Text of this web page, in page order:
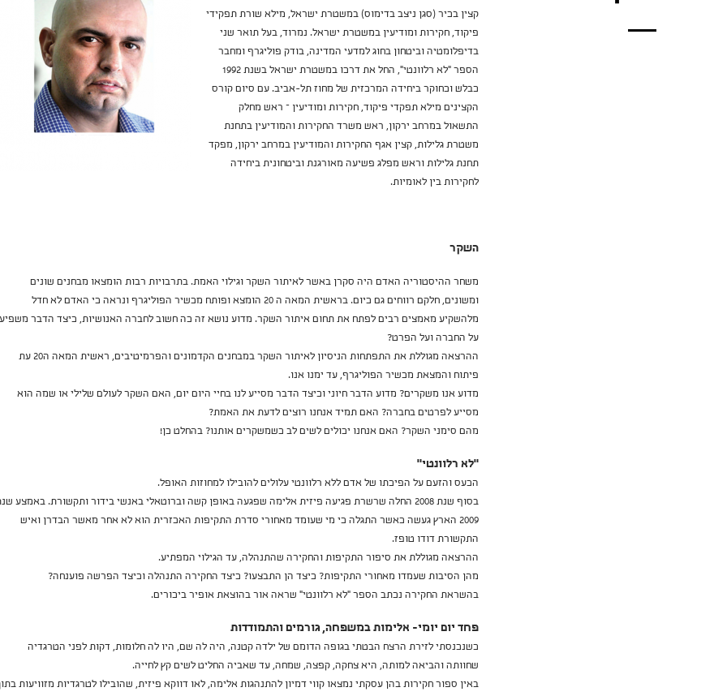
קצין בכיר (סגן ניצב בדימוס) במשטרת ישראל, מילא שורת תפקידי
פיקוד, חקירות ומודיעין במשטרת ישראל. נמרוד, בעל תואר שני
בדיפלומטיה וביטחון בחוג למדעי המדינה, בודק פוליגרף ומחבר
הספר "לא רלוונטי", החל את דרכו במשטרת ישראל בשנת 1992
כבלש וכחוקר ביחידה המרכזית של מחוז תל-אביב. עם סיום קורס
הקצינים מילא תפקדי פיקוד, חקירות ומודיעין – ראש מחלק
התשאול במרחב ירקון, ראש משרד החקירות והמודיעין בתחנת
משטרת גלילות, קצין אגף החקירות והמודיעין במרחב ירקון, מפקד
תחנת גלילות וראש מפלג פשיעה מאורגנת וביטחונית ביחידה
לחקירות בין לאומיות.
השקר
משחר ההיסטוריה האדם היה סקרן באשר לאיתור השקר וגילוי האמת. בתרבויות רבות הומצאו מבחנים שונים
ומשונים, חלקם רווחים גם כיום. בראשית המאה ה 20 הומצא ופותח מכשיר הפוליגרף ונראה כי האדם לא חדל
מלהשקיע מאמצים רבים לפתח את תחום איתור השקר. מדוע נושא זה כה חשוב לחברה האנושיות, כיצד הדבר משפיע
על החברה ועל הפרט?
ההרצאה מגוללת את התפתחות הניסיון לאיתור השקר במבחנים הקדמונים והפרמיטיבים, ראשית המאה ה20 עת
פיתוח והמצאת מכשיר הפוליגרף, עד ימנו אנו.
מדוע אנו משקרים? מדוע הדבר חיוני וכיצד הדבר מסייע לנו בחיי היום יום, האם השקר לעולם שלילי או שמה הוא
מסייע לפרטים בחברה? האם תמיד אנחנו רוצים לדעת את האמת?
מהם סימני השקר? האם אנחנו יכולים לשים לב כשמשקרים אותנו? בהחלט כן!
"לא רלוונטי"
הכעס והזעם על הפיכתו של אדם ללא רלוונטי עלולים להובילו למחוזות האופל.
בסוף שנת 2008 החלה שרשרת פגיעה פיזית אלימה שפגעה באופן קשה וברוטאלי באנשי בידור ותקשורת. באמצע
2009 הארץ געשה כאשר התגלה כי מי שעומד מאחורי סדרת התקיפות האכזרית הוא לא אחר מאשר הבדרן ואיש
התקשורת דודו טופז.
ההרצאה מגוללת את סיפור התקיפות והחקירה שהתנהלה, עד הגילוי המפתיע.
מהן הסיבות שעמדו מאחורי התקיפות? כיצד הן התבצעו? כיצד החקירה התנהלה וכיצד הפרשה פוענחה?
בהשראת החקירה נכתב הספר "לא רלוונטי" שראה אור בהוצאת אופיר ביכורים.
פחד יום יומי- אלימות במשפחה, גורמים והתמודדות
כשנכנסתי לזירת הרצח הבטתי בגופה הדומם של ילדה קטנה, היה לה שם, היו לה חלומות, דקות לפני הטרגדיה
שחוותה והביאה למותה, היא צחקה, קפצה, שמחה, עד שאביה החליט לשים קץ לחייה.
באין ספור חקירות בהן עסקתי נמצאו קווי דמיון להתנהגות אלימה, לאו דווקא פיזית, שהובילו לטרגדיות מזוויעות